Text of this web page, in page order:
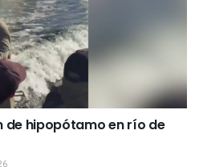
de hipopótamo en río de